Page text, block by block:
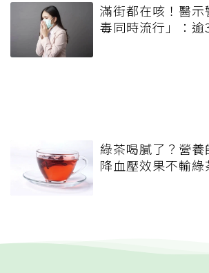
滿街都在咳！醫
毒同時流行」：逾
綠茶喝膩了？營
降血壓效果不輸綠